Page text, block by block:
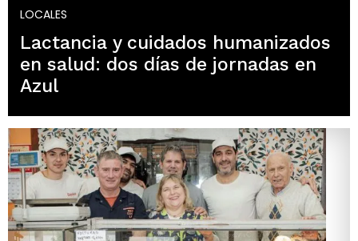
LOCALES
Lactancia y cuidados humanizados
en salud: dos días de jornadas en
Azul